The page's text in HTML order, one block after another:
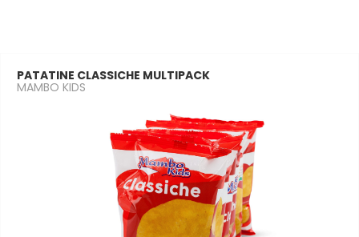
PATATINE CLASSICHE MULTIPACK
MAMBO KIDS